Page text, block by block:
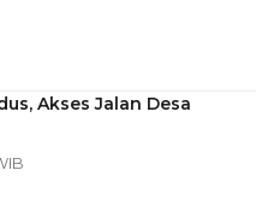
Akses Jalan Desa